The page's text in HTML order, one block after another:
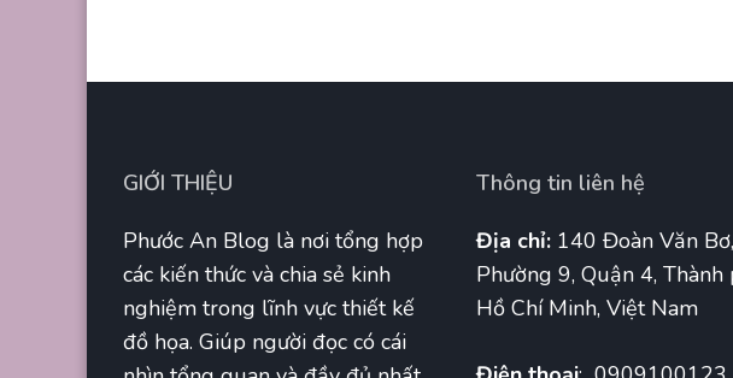
GIỚI THIỆU
Phước An Blog là nơi tổng hợp
các kiến thức và chia sẻ kinh
nghiệm trong lĩnh vực thiết kế
đồ họa. Giúp người đọc có cái
Thông tin liên hệ
Địa chỉ: 140 Đoàn Văn Bơ,
Phường 9, Quận 4, Thành
Hồ Chí Minh, Việt Nam